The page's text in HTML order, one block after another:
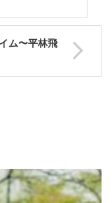
ム〜平林飛